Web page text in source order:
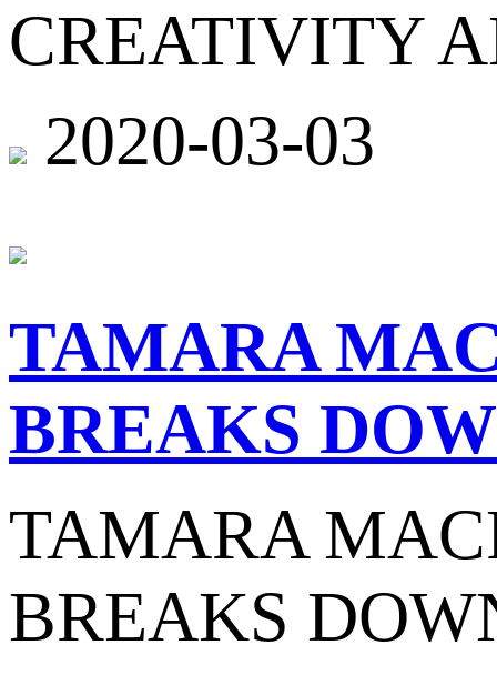
CREATIVITY
2020-03-03
TAMARA
BREAKS
TAMARA
BREAKS